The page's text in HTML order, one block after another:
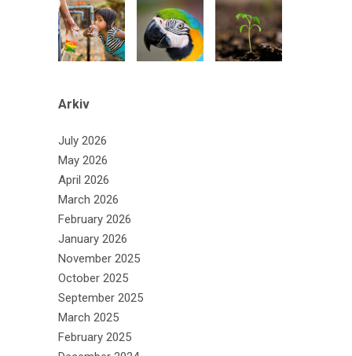
Arkiv
July 2026
May 2026
April 2026
March 2026
February 2026
January 2026
November 2025
October 2025
September 2025
March 2025
February 2025